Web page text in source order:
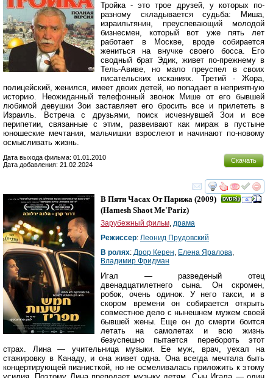
Тройка - это трое друзей, у которых по-
разному складывается судьба: Миша,
израильтянин, преуспевающий молодой
бизнесмен, который вот уже пять лет
работает в Москве, вроде собирается
жениться на внучке своего босса. Его
сводный брат Эдик, живет по-прежнему в
Тель-Авиве, но мало преуспел в своих
писательских исканиях. Третий - Жора,
полицейский, женился, имеет двоих детей, но попадает в неприятную
историю. Неожиданный телефонный звонок Мише от его бывшей
любимой девушки Зои заставляет его бросить все и прилететь в
Израиль. Встреча с друзьями, поиск исчезнувшей Зои и все
перипетии, связанные с этим, развеивают как мираж в пустыне
юношеские мечтания, мальчишки взрослеют и начинают по-новому
осмысливать жизнь.
Скачать
Дата выхода фильма: 01.01.2010
Дата добавления: 21.02.2024
смотреть
В Пяти Часах От Парижа (2009)
(Hamesh Shaot Me'Pariz)
Зарубежный фильм, драма
Режиссер: Леонид Прудовский
В ролях: Дрор Керен, Елена Яралова,
Владимир Фридман
Игал — разведеный отец
двенадцатилетнего сына. Он скромен,
робок, очень одинок. У него такси, и в
скором времени он собирается открыть
совместное дело с нынешнем мужем своей
бывшей жены. Еще он до смерти боится
летать на самолетах и всю жизнь
безуспешно пытается перебороть этот
страх. Лина — учительница музыки. Ее муж, врач, уехал на
стажировку в Канаду, и она живет одна. Она всегда мечтала быть
концертирующей пианисткой, но не осмеливалась приложить к этому